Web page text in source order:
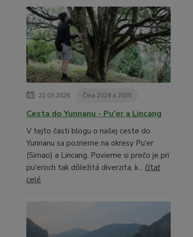
22.03.2026 Čína 2024 a 2025
Cesta do Yunnanu - Pu'er a Lincang
V tejto časti blogu o našej ceste do
Yunnanu sa pozrieme na okresy Pu'er
(Simao) a Lincang. Povieme si prečo je pri
pu'eroch tak dôležitá diverzita, k... čítať
celé